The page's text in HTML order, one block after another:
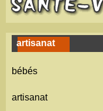
artisanat
bébés
artisanat